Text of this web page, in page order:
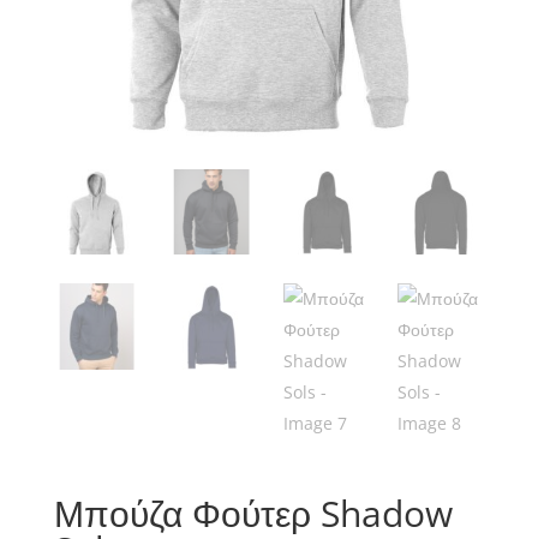
Μπούζα Φούτερ Shadow